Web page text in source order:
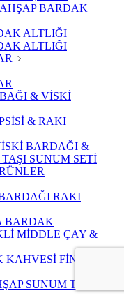
BARDAK
ALTLIĞI
ALTLIĞI
& VİSKİ
& RAKI
BARDAĞI &
SUNUM SETİ
RAKI
BARDAK
MİDDLE ÇAY &
KAHVESİ FİNCANI
SUNUM TEPSİSİ